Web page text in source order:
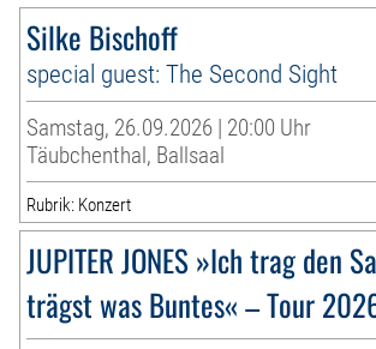
Silke Bischoff
special guest: The Second Sight
Samstag, 26.09.2026 | 20:00 Uhr
Täubchenthal, Ballsaal
Rubrik: Konzert
JUPITER JONES »Ich trag den
trägst was Buntes« – Tour